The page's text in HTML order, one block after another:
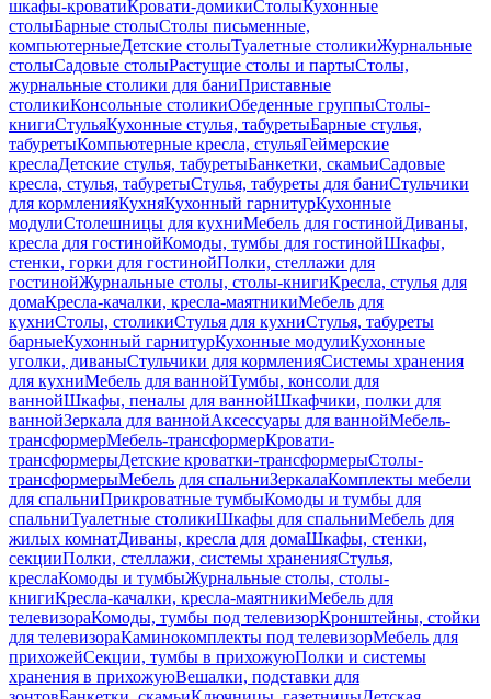
шкафы-кроватиКровати-домикиСтолыКухонные
столыБарные столыСтолы письменные,
компьютерныеДетские столыТуалетные столикиЖурнальные
столыСадовые столыРастущие столы и партыСтолы,
журнальные столики для баниПриставные
столикиКонсольные столикиОбеденные группыСтолы-
книгиСтульяКухонные стулья, табуретыБарные стулья,
табуретыКомпьютерные кресла, стульяГеймерские
креслаДетские стулья, табуретыБанкетки, скамьиСадовые
кресла, стулья, табуретыСтулья, табуреты для баниСтульчики
для кормленияКухняКухонный гарнитурКухонные
модулиСтолешницы для кухниМебель для гостинойДиваны,
кресла для гостинойКомоды, тумбы для гостинойШкафы,
стенки, горки для гостинойПолки, стеллажи для
гостинойЖурнальные столы, столы-книгиКресла, стулья для
домаКресла-качалки, кресла-маятникиМебель для
кухниСтолы, столикиСтулья для кухниСтулья, табуреты
барныеКухонный гарнитурКухонные модулиКухонные
уголки, диваныСтульчики для кормленияСистемы хранения
для кухниМебель для ваннойТумбы, консоли для
ваннойШкафы, пеналы для ваннойШкафчики, полки для
ваннойЗеркала для ваннойАксессуары для ваннойМебель-
трансформерМебель-трансформерКровати-
трансформерыДетские кроватки-трансформерыСтолы-
трансформерыМебель для спальниЗеркалаКомплекты мебели
для спальниПрикроватные тумбыКомоды и тумбы для
спальниТуалетные столикиШкафы для спальниМебель для
жилых комнатДиваны, кресла для домаШкафы, стенки,
секцииПолки, стеллажи, системы храненияСтулья,
креслаКомоды и тумбыЖурнальные столы, столы-
книгиКресла-качалки, кресла-маятникиМебель для
телевизораКомоды, тумбы под телевизорКронштейны, стойки
для телевизораКаминокомплекты под телевизорМебель для
прихожейСекции, тумбы в прихожуюПолки и системы
хранения в прихожуюВешалки, подставки для